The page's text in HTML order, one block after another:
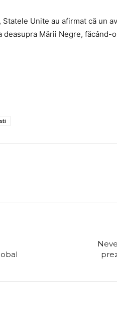
Unite au afirmat că un
Mării Negre, făcând-